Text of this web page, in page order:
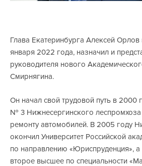
Глава Екатеринбурга Алексей Орлов
января 2022 года, назначил и
руководителя нового
Смирнягина.
Он начал свой трудовой путь в 2000
№ 3 Нижнесергинского леспромхоза
ремонту автомобилей. В 2005 году
окончил Университет Российской
по направлению «Юриспруденция»,
второе высшее по специальности